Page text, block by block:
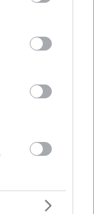
tags to
below Google